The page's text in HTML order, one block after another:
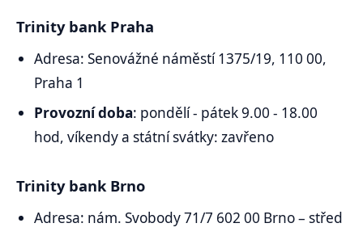
Trinity bank Praha
Adresa: Senovážné náměstí 1375/19, 110 00,
Praha 1
Provozní doba: pondělí - pátek 9.00 - 18.00
hod, víkendy a státní svátky: zavřeno
Trinity bank Brno
Adresa: nám. Svobody 71/7 602 00 Brno – střed